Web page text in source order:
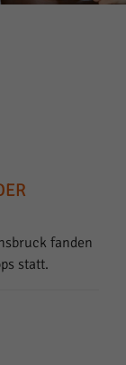
fanden
statt.